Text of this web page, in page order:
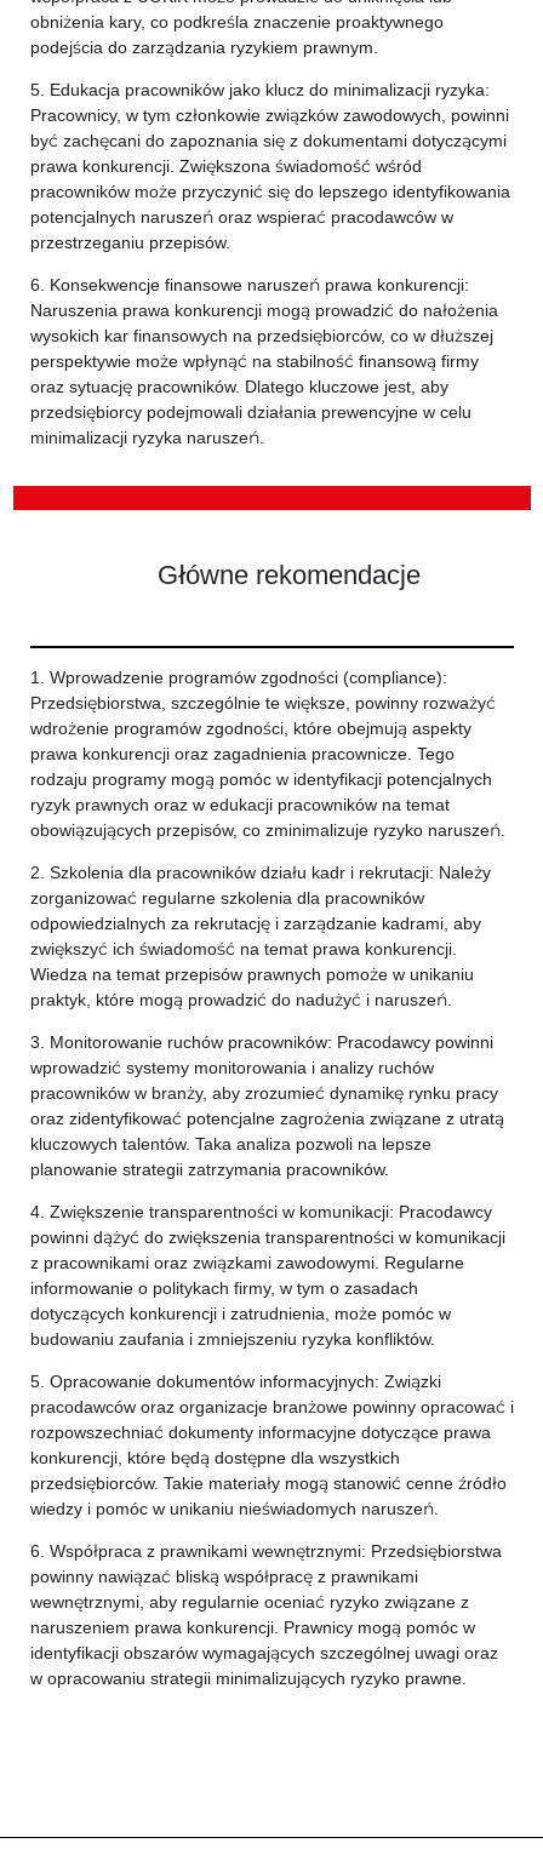
obniżenia kary, co podkreśla znaczenie proaktywnego
podejścia do zarządzania ryzykiem prawnym.
5. Edukacja pracowników jako klucz do minimalizacji ryzyka:
Pracownicy, w tym członkowie związków zawodowych, powinni
być zachęcani do zapoznania się z dokumentami dotyczącymi
prawa konkurencji. Zwiększona świadomość wśród
pracowników może przyczynić się do lepszego identyfikowania
potencjalnych naruszeń oraz wspierać pracodawców w
przestrzeganiu przepisów.
6. Konsekwencje finansowe naruszeń prawa konkurencji:
Naruszenia prawa konkurencji mogą prowadzić do nałożenia
wysokich kar finansowych na przedsiębiorców, co w dłuższej
perspektywie może wpłynąć na stabilność finansową firmy
oraz sytuację pracowników. Dlatego kluczowe jest, aby
przedsiębiorcy podejmowali działania prewencyjne w celu
minimalizacji ryzyka naruszeń.
Główne rekomendacje
1. Wprowadzenie programów zgodności (compliance):
Przedsiębiorstwa, szczególnie te większe, powinny rozważyć
wdrożenie programów zgodności, które obejmują aspekty
prawa konkurencji oraz zagadnienia pracownicze. Tego
rodzaju programy mogą pomóc w identyfikacji potencjalnych
ryzyk prawnych oraz w edukacji pracowników na temat
obowiązujących przepisów, co zminimalizuje ryzyko naruszeń.
2. Szkolenia dla pracowników działu kadr i rekrutacji: Należy
zorganizować regularne szkolenia dla pracowników
odpowiedzialnych za rekrutację i zarządzanie kadrami, aby
zwiększyć ich świadomość na temat prawa konkurencji.
Wiedza na temat przepisów prawnych pomoże w unikaniu
praktyk, które mogą prowadzić do nadużyć i naruszeń.
3. Monitorowanie ruchów pracowników: Pracodawcy powinni
wprowadzić systemy monitorowania i analizy ruchów
pracowników w branży, aby zrozumieć dynamikę rynku pracy
oraz zidentyfikować potencjalne zagrożenia związane z utratą
kluczowych talentów. Taka analiza pozwoli na lepsze
planowanie strategii zatrzymania pracowników.
4. Zwiększenie transparentności w komunikacji: Pracodawcy
powinni dążyć do zwiększenia transparentności w komunikacji
z pracownikami oraz związkami zawodowymi. Regularne
informowanie o politykach firmy, w tym o zasadach
dotyczących konkurencji i zatrudnienia, może pomóc w
budowaniu zaufania i zmniejszeniu ryzyka konfliktów.
5. Opracowanie dokumentów informacyjnych: Związki
pracodawców oraz organizacje branżowe powinny opracować i
rozpowszechniać dokumenty informacyjne dotyczące prawa
konkurencji, które będą dostępne dla wszystkich
przedsiębiorców. Takie materiały mogą stanowić cenne źródło
wiedzy i pomóc w unikaniu nieświadomych naruszeń.
6. Współpraca z prawnikami wewnętrznymi: Przedsiębiorstwa
powinny nawiązać bliską współpracę z prawnikami
wewnętrznymi, aby regularnie oceniać ryzyko związane z
naruszeniem prawa konkurencji. Prawnicy mogą pomóc w
identyfikacji obszarów wymagających szczególnej uwagi oraz
w opracowaniu strategii minimalizujących ryzyko prawne.